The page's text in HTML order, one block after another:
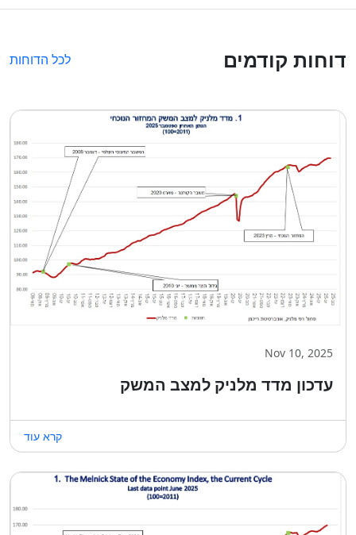
דוחות קודמים לכל הדוחות
Nov 10, 2025
עדכון מדד מלניק למצב המשק
קרא עוד